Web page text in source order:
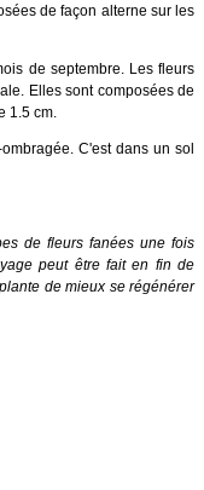
de façon alterne sur les
de septembre. Les fleurs
Elles sont composées de
1.5 cm.
C'est dans un sol
de fleurs fanées une fois
peut être fait en fin de
de mieux se régénérer